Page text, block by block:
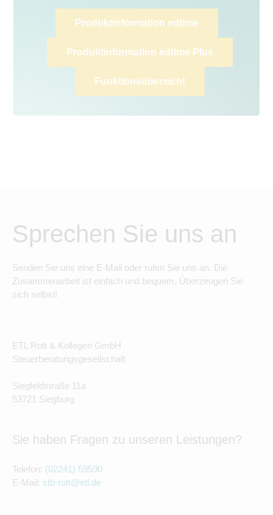
Produktinformation edtime
Produktinformation edtime Plus
Funktionsübersicht
Sprechen Sie uns an
Senden Sie uns eine E-Mail oder rufen Sie uns an. Die
Zusammenarbeit ist einfach und bequem. Überzeugen Sie
sich selbst!
ETL Rott & Kollegen GmbH
Steuerberatungsgesellschaft
Siegfeldstraße 11a
53721 Siegburg
Sie haben Fragen zu unseren Leistungen?
Telefon: (02241) 59590
E-Mail: stb-rott@etl.de